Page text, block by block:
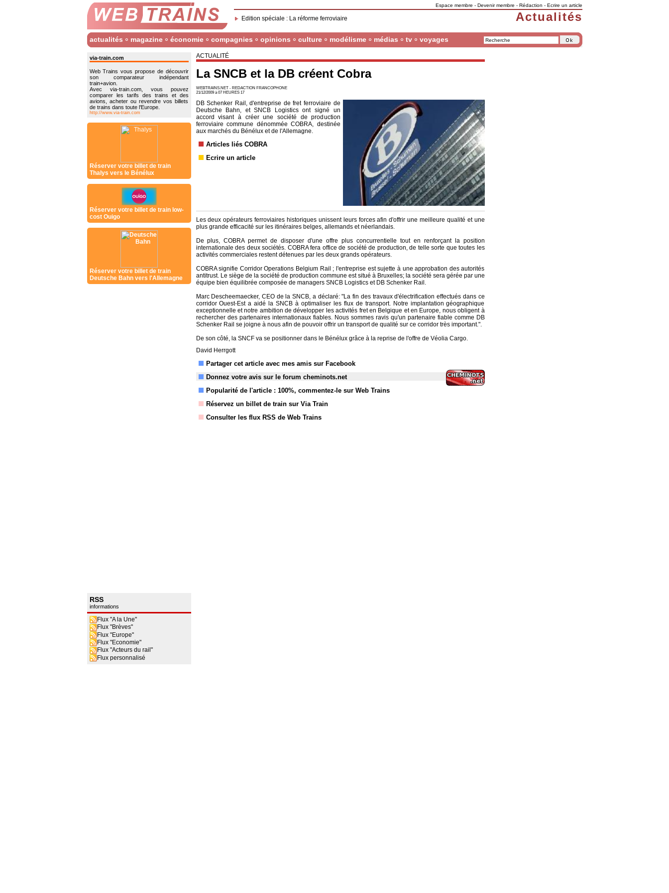
Espace membre - Devenir membre - Rédaction - Ecrire un article
Edition spéciale : La réforme ferroviaire Actualités
actualités magazine économie compagnies opinions culture modélisme médias tv voyages
via-train.com
Web Trains vous propose de découvrir
son comparateur indépendant
train+avion.
Avec via-train.com, vous pouvez
comparer les tarifs des trains et des
avions, acheter ou revendre vos billets
de trains dans toute l'Europe.
http://www.via-train.com
Réserver votre billet de train
Thalys vers le Bénélux
Réserver votre billet de train low-
cost Ouigo
Réserver votre billet de train
Deutsche Bahn vers l'Allemagne
RSS
informations
Flux "A la Une"
Flux "Brèves"
Flux "Europe"
Flux "Economie"
Flux "Acteurs du rail"
Flux personnalisé
ACTUALITÉ
La SNCB et la DB créent Cobra
WEBTRAINS.NET - REDACTION FRANCOPHONE
21/12/2009 à 07 HEURES 17
DB Schenker Rail, d'entreprise de fret ferroviaire de
Deutsche Bahn, et SNCB Logistics ont signé un
accord visant à créer une société de production
ferroviaire commune dénommée COBRA, destinée
aux marchés du Bénélux et de l'Allemagne.
Articles liés COBRA
Ecrire un article
Les deux opérateurs ferroviaires historiques unissent leurs forces afin d'offrir une meilleure qualité et une
plus grande efficacité sur les itinéraires belges, allemands et néerlandais.
De plus, COBRA permet de disposer d'une offre plus concurrentielle tout en renforçant la position
internationale des deux sociétés. COBRA fera office de société de production, de telle sorte que toutes les
activités commerciales restent détenues par les deux grands opérateurs.
COBRA signifie Corridor Operations Belgium Rail ; l'entreprise est sujette à une approbation des autorités
antitrust. Le siège de la société de production commune est situé à Bruxelles; la société sera gérée par une
équipe bien équilibrée composée de managers SNCB Logistics et DB Schenker Rail.
Marc Descheemaecker, CEO de la SNCB, a déclaré: "La fin des travaux d'électrification effectués dans ce
corridor Ouest-Est a aidé la SNCB à optimaliser les flux de transport. Notre implantation géographique
exceptionnelle et notre ambition de développer les activités fret en Belgique et en Europe, nous obligent à
rechercher des partenaires internationaux fiables. Nous sommes ravis qu'un partenaire fiable comme DB
Schenker Rail se joigne à nous afin de pouvoir offrir un transport de qualité sur ce corridor très important.".
De son côté, la SNCF va se positionner dans le Bénélux grâce à la reprise de l'offre de Véolia Cargo.
David Herrgott
Partager cet article avec mes amis sur Facebook
Donnez votre avis sur le forum cheminots.net
Popularité de l'article : 100%, commentez-le sur Web Trains
Réservez un billet de train sur Via Train
Consulter les flux RSS de Web Trains